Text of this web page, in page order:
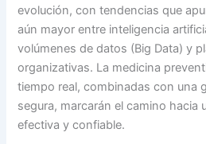
evolución, con tendencias que
aún mayor entre inteligencia
volúmenes de datos (Big Data) y
organizativas. La medicina
tiempo real, combinadas con una
segura, marcarán el camino hacia
efectiva y confiable.